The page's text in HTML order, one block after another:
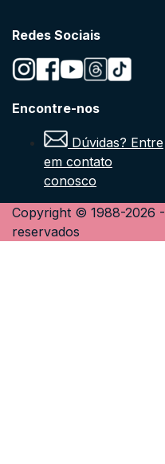
Redes Sociais
Encontre-nos
Dúvidas? Entre
em contato
conosco
Copyright © 1988-2026 -
reservados